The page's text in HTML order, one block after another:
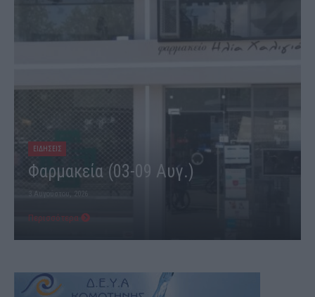
ΕΙΔΗΣΕΙΣ
Φαρμακεία (03-09 Αυγ.)
3 Αυγούστου, 2026
Περισσότερα